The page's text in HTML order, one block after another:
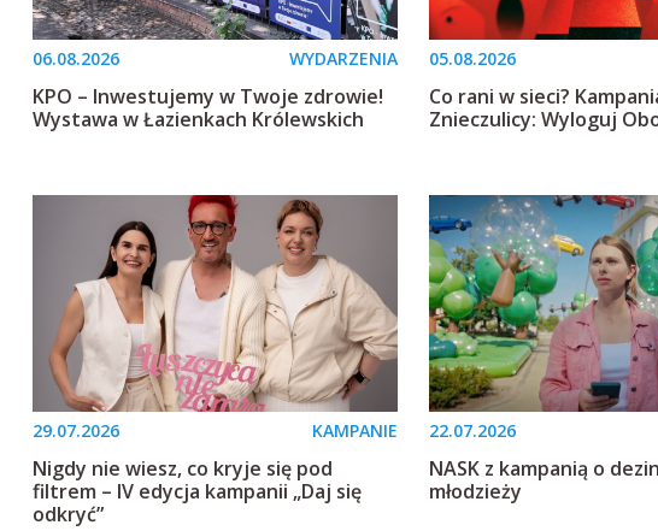
06.08.2026 WYDARZENIA
KPO – Inwestujemy w Twoje zdrowie!
Wystawa w Łazienkach Królewskich
05.08.2026
Co rani w sieci?
Znieczulicy: Wyloguj
29.07.2026 KAMPANIE
Nigdy nie wiesz, co kryje się pod
filtrem – IV edycja kampanii „Daj się
odkryć”
22.07.2026
NASK z kampanią o
młodzieży